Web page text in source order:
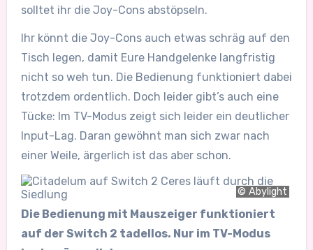
solltet ihr die Joy-Cons abstöpseln.
Ihr könnt die Joy-Cons auch etwas schräg auf den
Tisch legen, damit Eure Handgelenke langfristig
nicht so weh tun. Die Bedienung funktioniert dabei
trotzdem ordentlich. Doch leider gibt’s auch eine
Tücke: Im TV-Modus zeigt sich leider ein deutlicher
Input-Lag. Daran gewöhnt man sich zwar nach
einer Weile, ärgerlich ist das aber schon.
© Abylight
Die Bedienung mit Mauszeiger funktioniert
auf der Switch 2 tadellos. Nur im TV-Modus